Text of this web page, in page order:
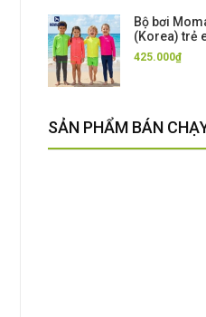
Bộ bơi
(Korea) trẻ
nắng
kháng Clo,
425.000₫
SẢN PHẨM BÁN